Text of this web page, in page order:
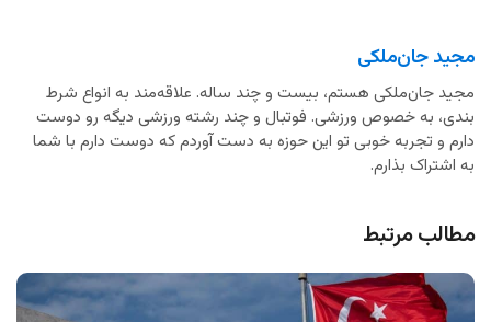
مجید جان‌ملکی
مجید جان‌ملکی هستم، بیست و چند ساله. علاقه‌مند به انواع شرط
بندی، به خصوص ورزشی. فوتبال و چند رشته ورزشی دیگه رو دوست
دارم و تجربه خوبی تو این حوزه به دست آوردم که دوست دارم با شما
به اشتراک بذارم.
مطالب مرتبط